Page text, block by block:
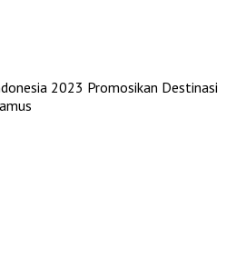
2023 Promosikan Destinasi